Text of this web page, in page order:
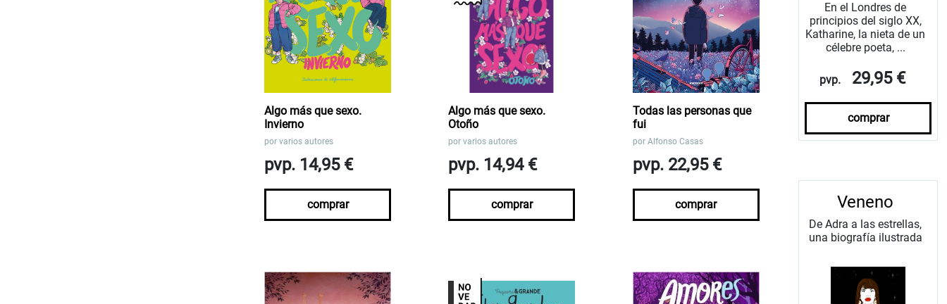
Algo más que sexo.
Invierno
por varios autores
pvp. 14,95 €
comprar
Algo más que sexo.
Otoño
porvarios autores
pvp. 14,94 €
comprar
Todas las personas que
fui
por Alfonso Casas
pvp. 22,95 €
comprar
En el Londres de
principios del siglo XX,
Katharine, la nieta de un
célebre poeta, ...
pvp. 29,95 €
comprar
Veneno
De Adra a las estrellas,
una biografía ilustrada